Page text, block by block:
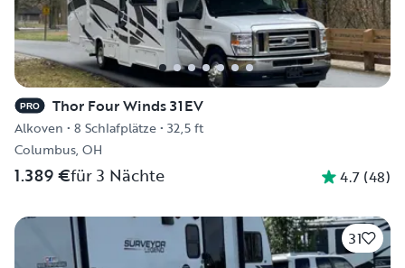
PRO Thor Four Winds 31EV
Alkoven • 8 Schlafplätze• 32,5 ft
Columbus, OH
1.389 €für 3 Nächte 4.7 (48)
31